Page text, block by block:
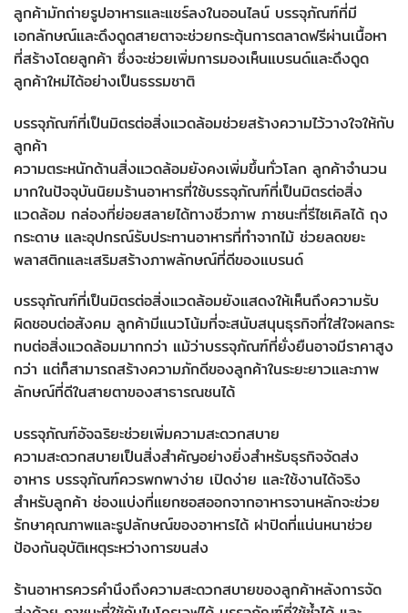
ลูกค้ามักถ่ายรูปอาหารและแชร์ลงในออนไลน์ บรรจุภัณฑ์ที่มี
เอกลักษณ์และดึงดูดสายตาจะช่วยกระตุ้นการตลาดฟรีผ่านเนื้อหา
ที่สร้างโดยลูกค้า ซึ่งจะช่วยเพิ่มการมองเห็นแบรนด์และดึงดูด
ลูกค้าใหม่ได้อย่างเป็นธรรมชาติ
บรรจุภัณฑ์ที่เป็นมิตรต่อสิ่งแวดล้อมช่วยสร้างความไว้วางใจให้กับ
ลูกค้า
ความตระหนักด้านสิ่งแวดล้อมยังคงเพิ่มขึ้นทั่วโลก ลูกค้าจำนวน
มากในปัจจุบันนิยมร้านอาหารที่ใช้บรรจุภัณฑ์ที่เป็นมิตรต่อสิ่ง
แวดล้อม กล่องที่ย่อยสลายได้ทางชีวภาพ ภาชนะที่รีไซเคิลได้ ถุง
กระดาษ และอุปกรณ์รับประทานอาหารที่ทำจากไม้ ช่วยลดขยะ
พลาสติกและเสริมสร้างภาพลักษณ์ที่ดีของแบรนด์
บรรจุภัณฑ์ที่เป็นมิตรต่อสิ่งแวดล้อมยังแสดงให้เห็นถึงความรับ
ผิดชอบต่อสังคม ลูกค้ามีแนวโน้มที่จะสนับสนุนธุรกิจที่ใส่ใจผลกระ
ทบต่อสิ่งแวดล้อมมากกว่า แม้ว่าบรรจุภัณฑ์ที่ยั่งยืนอาจมีราคาสูง
กว่า แต่ก็สามารถสร้างความภักดีของลูกค้าในระยะยาวและภาพ
ลักษณ์ที่ดีในสายตาของสาธารณชนได้
บรรจุภัณฑ์อัจฉริยะช่วยเพิ่มความสะดวกสบาย
ความสะดวกสบายเป็นสิ่งสำคัญอย่างยิ่งสำหรับธุรกิจจัดส่ง
อาหาร บรรจุภัณฑ์ควรพกพาง่าย เปิดง่าย และใช้งานได้จริง
สำหรับลูกค้า ช่องแบ่งที่แยกซอสออกจากอาหารจานหลักจะช่วย
รักษาคุณภาพและรูปลักษณ์ของอาหารได้ ฝาปิดที่แน่นหนาช่วย
ป้องกันอุบัติเหตุระหว่างการขนส่ง
ร้านอาหารควรคำนึงถึงความสะดวกสบายของลูกค้าหลังการจัด